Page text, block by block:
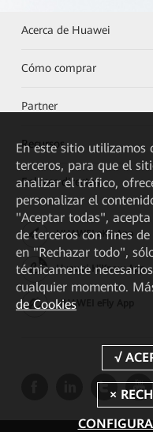
Acerca de Huawei
Cómo comprar
Partner
Recursos
Enlaces directos
HUAWEI eKit App
Huawei HiKnow App
HUAWEI eFly App
En este sitio utilizamos
terceros, para que el
analizar el tráfico,
personalizar el
"Aceptar todas",
de terceros con fines
en "Rechazar todo",
técnicamente
cualquier momento.
de Cookies